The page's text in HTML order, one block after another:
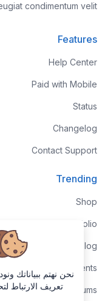
condimentum velit.
Features
Help Center
Paid with Mobile
Status
Changelog
Contact Support
Trending
Shop
Portfolio
Blog
Events
Forums
نحن نهتم ببياناتك
تعريف الارتباط